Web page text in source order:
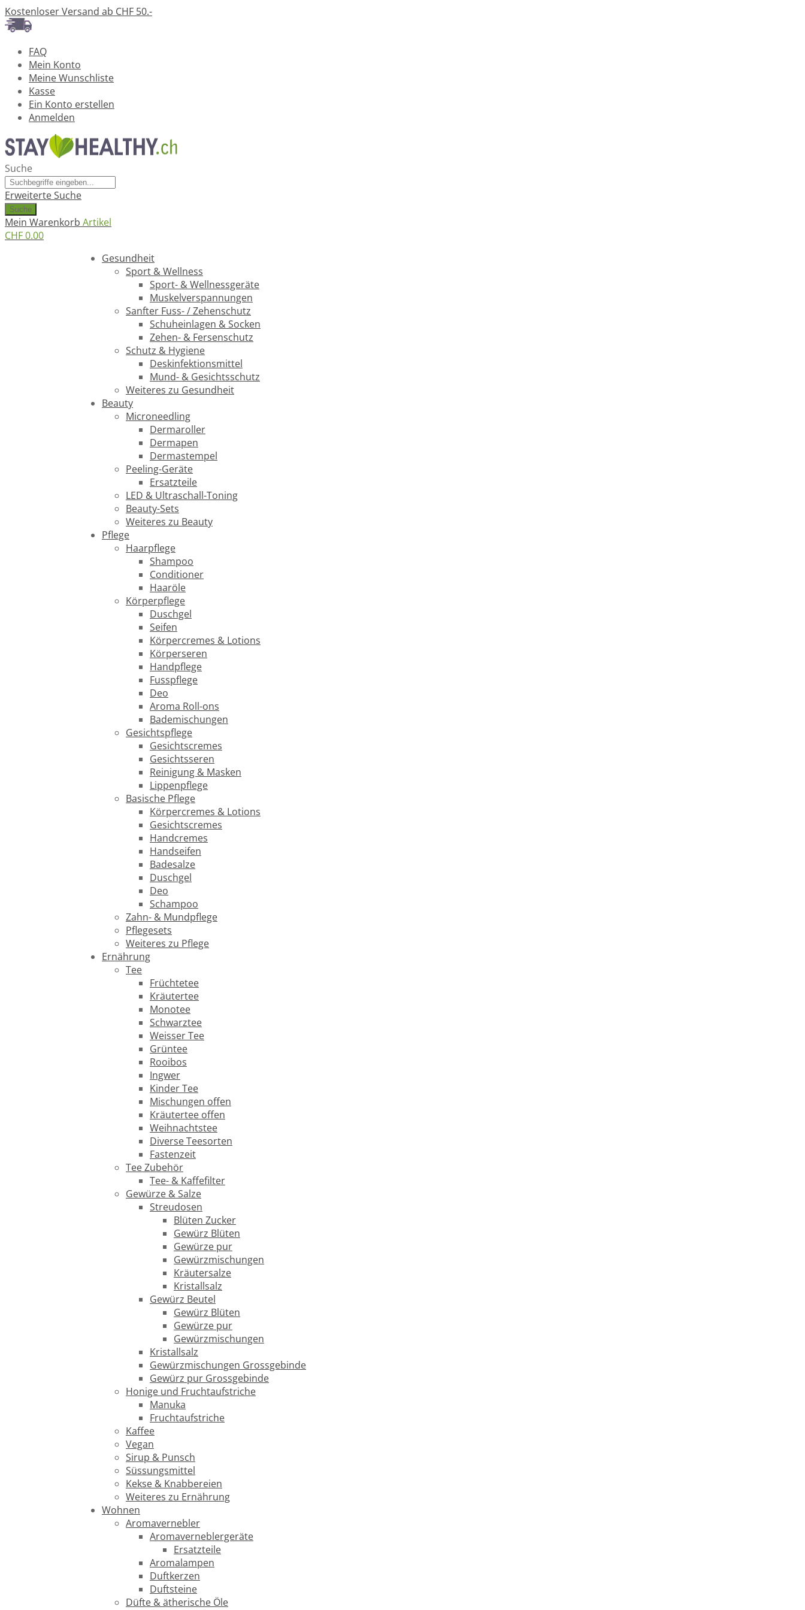
Kostenloser Versand ab CHF 50.-
FAQ
Mein Konto
Meine Wunschliste
Kasse
Ein Konto erstellen
Anmelden
Suche
Erweiterte Suche
Suche
Mein Warenkorb Artikel
CHF 0.00
Gesundheit
Sport & Wellness
Sport- & Wellnessgeräte
Muskelverspannungen
Sanfter Fuss- / Zehenschutz
Schuheinlagen & Socken
Zehen- & Fersenschutz
Schutz & Hygiene
Deskinfektionsmittel
Mund- & Gesichtsschutz
Weiteres zu Gesundheit
Beauty
Microneedling
Dermaroller
Dermapen
Dermastempel
Peeling-Geräte
Ersatzteile
LED & Ultraschall-Toning
Beauty-Sets
Weiteres zu Beauty
Pflege
Haarpflege
Shampoo
Conditioner
Haaröle
Körperpflege
Duschgel
Seifen
Körpercremes & Lotions
Körperseren
Handpflege
Fusspflege
Deo
Aroma Roll-ons
Bademischungen
Gesichtspflege
Gesichtscremes
Gesichtsseren
Reinigung & Masken
Lippenpflege
Basische Pflege
Körpercremes & Lotions
Gesichtscremes
Handcremes
Handseifen
Badesalze
Duschgel
Deo
Schampoo
Zahn- & Mundpflege
Pflegesets
Weiteres zu Pflege
Ernährung
Tee
Früchtetee
Kräutertee
Monotee
Schwarztee
Weisser Tee
Grüntee
Rooibos
Ingwer
Kinder Tee
Mischungen offen
Kräutertee offen
Weihnachtstee
Diverse Teesorten
Fastenzeit
Tee Zubehör
Tee- & Kaffefilter
Gewürze & Salze
Streudosen
Blüten Zucker
Gewürz Blüten
Gewürze pur
Gewürzmischungen
Kräutersalze
Kristallsalz
Gewürz Beutel
Gewürz Blüten
Gewürze pur
Gewürzmischungen
Kristallsalz
Gewürzmischungen Grossgebinde
Gewürz pur Grossgebinde
Honige und Fruchtaufstriche
Manuka
Fruchtaufstriche
Kaffee
Vegan
Sirup & Punsch
Süssungsmittel
Kekse & Knabbereien
Weiteres zu Ernährung
Wohnen
Aromavernebler
Aromaverneblergeräte
Ersatzteile
Aromalampen
Duftkerzen
Duftsteine
Düfte & ätherische Öle